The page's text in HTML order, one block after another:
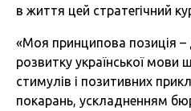
в життя цей стратегічний
«Моя принципова позиція
розвитку української мови
стимулів і позитивних
покарань, ускладненням